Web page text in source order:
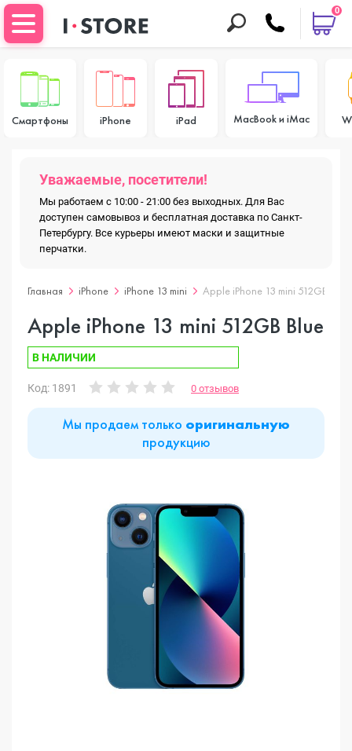
0
Смартфоны iPhone iPad MacBook и iMac
Уважаемые, посетители!
Мы работаем с 10:00 - 21:00 без выходных. Для Вас
доступен самовывоз и бесплатная доставка по Санкт-
Петербургу. Все курьеры имеют маски и защитные
перчатки.
Главная iPhone iPhone 13 mini Apple iPhone 13 mini 512GB Blue
Apple iPhone 13 mini 512GB Blue
В НАЛИЧИИ
Код: 1891 0 отзывов
Мы продаем только оригинальную
продукцию